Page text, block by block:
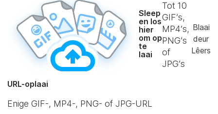
Sleep
en los
hier
om op
te
laai
Tot10
GIF’s,
MP4’s,
PNG’s
of
JPG’s
Blaai
deur
Lêers
URL-oplaai
Enige GIF-, MP4-, PNG- of JPG-URL